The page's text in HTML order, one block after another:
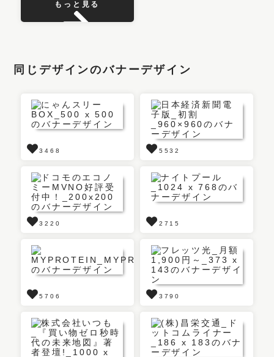
もっと見る
同じデザインのバナーデザイン
3468 5532
3220 2715
5706 3790